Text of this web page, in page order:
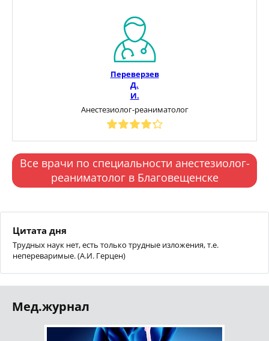
Переверзев
Д.
И.
Анестезиолог-реаниматолог
Все врачи по специальности анестезиолог-
реаниматолог в Благовещенске
Цитата дня
Трудных наук нет, есть только трудные изложения, т.е.
непереваримые. (А.И. Герцен)
Мед.журнал